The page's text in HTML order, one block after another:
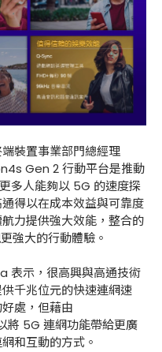
裝置事業部門總經理
Gen 2 行動平台是推動
多人能夠以 5G 的速度探
得以在成本效益與可靠度
力提供強大效能，整合的
強大的行動體驗。
表示，很高興與高通技術
千兆位元的快速連網速
處，但藉由
5G 連網功能帶給更廣
和互動的方式。